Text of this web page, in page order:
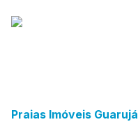
Praias Imóveis Guarujá